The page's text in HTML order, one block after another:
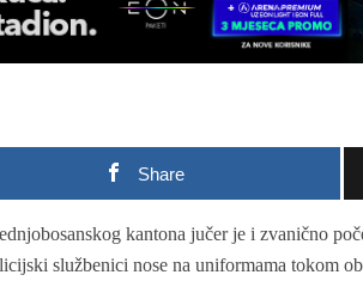
Share
kantona jučer je i zvanično
službenici nose na uniformama tokom